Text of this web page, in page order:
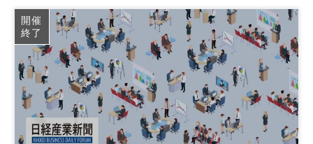
日経産業新聞フォーラム
開催
終了